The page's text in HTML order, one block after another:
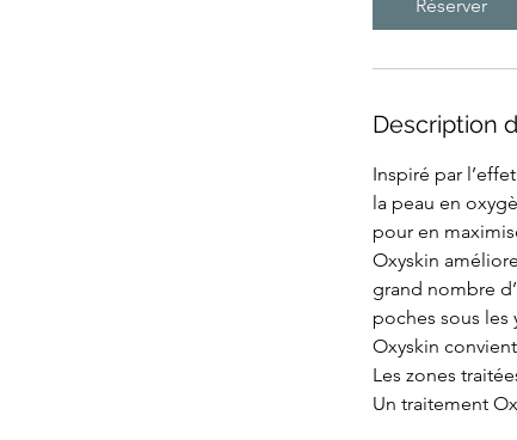
Réserver
Description
Inspiré par
la peau en
pour en
Oxyskin
grand nombre
poches sous les
Oxyskin
Les zones
Un traitement